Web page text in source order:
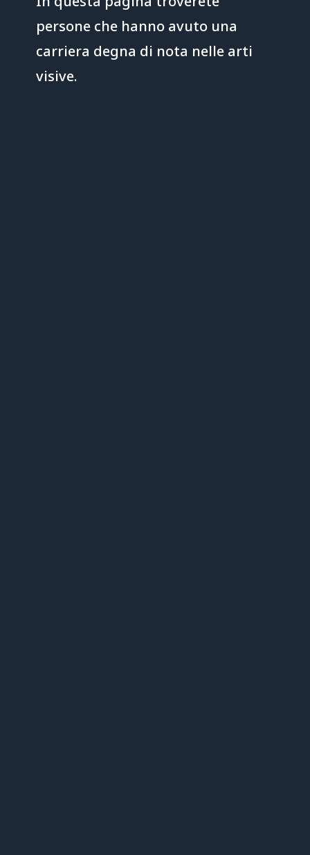
persone che hanno avuto una
carriera degna di nota nelle arti
visive.